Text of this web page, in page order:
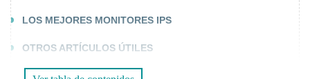
LOS MEJORES MONITORES IPS
OTROS ARTÍCULOS ÚTILES